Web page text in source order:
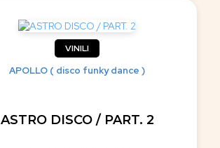
VINILI
APOLLO ( disco funky dance )
ASTRO DISCO / PART. 2